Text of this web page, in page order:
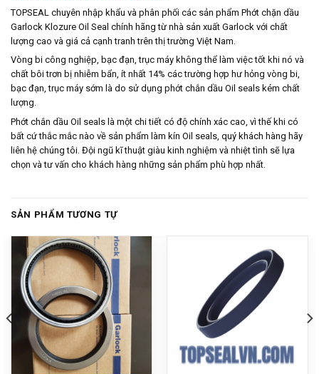
TOPSEAL chuyên nhập khẩu và phân phối các sản phẩm Phớt chặn dầu
Garlock Klozure Oil Seal chính hãng từ nhà sản xuất Garlock với chất
lượng cao và giá cả cạnh tranh trên thị trường Việt Nam.
Vòng bi công nghiệp, bạc đạn, trục máy không thể làm việc tốt khi nó và
chất bôi trơn bị nhiễm bẩn, ít nhất 14% các trường hợp hư hỏng vòng bi,
bạc đạn, trục máy sớm là do sử dụng phớt chắn dầu Oil seals kém chất
lượng.
Phớt chắn dầu Oil seals là một chi tiết có độ chính xác cao, vì thế khi có
bất cứ thắc mắc nào về sản phẩm làm kín Oil seals, quý khách hàng hãy
liên hệ chúng tôi. Đội ngũ kĩ thuật giàu kinh nghiệm và nhiệt tình sẽ lựa
chọn và tư vấn cho khách hàng những sản phẩm phù hợp nhất.
SẢN PHẨM TƯƠNG TỰ